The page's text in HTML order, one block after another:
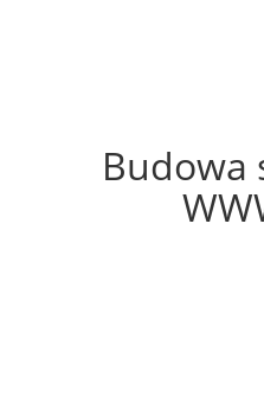
Budowa